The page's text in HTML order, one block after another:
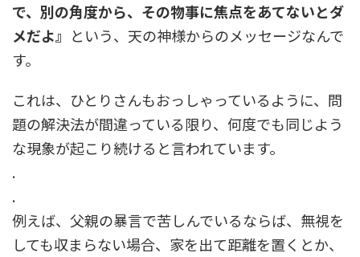
で、別の角度から、その物事に焦点をあてないとダ
メだよ』 という、天の神様からのメッセージなんで
す。
これは、ひとりさんもおっしゃっているように、問
題の解決法が間違っている限り、何度でも同じよう
な現象が起こり続けると言われています。
.
.
例えば、父親の暴言で苦しんでいるならば、無視を
しても収まらない場合、家を出て距離を置くとか、